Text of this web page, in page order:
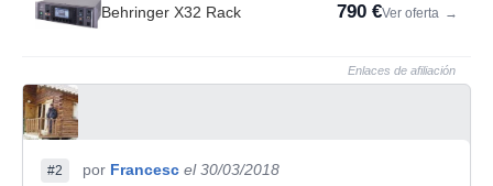
Behringer X32 Rack 790 €Ver oferta →
Enlaces de afiliación
#2 por Francesc el 30/03/2018